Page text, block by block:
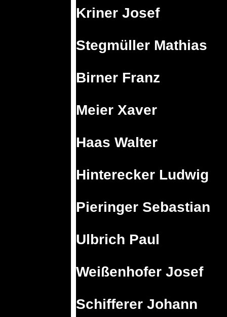
Kriner Josef
Stegmüller Mathias
Birner Franz
Meier Xaver
Haas Walter
Hinterecker Ludwig
Pieringer Sebastian
Ulbrich Paul
Weißenhofer Josef
Schifferer Johann